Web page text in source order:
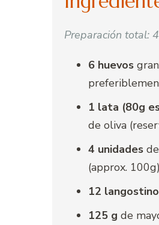
Preparación total:
6 huevos
1 lata (80g
de oliva
4 unidades
(approx. 100g)
12
125 g de